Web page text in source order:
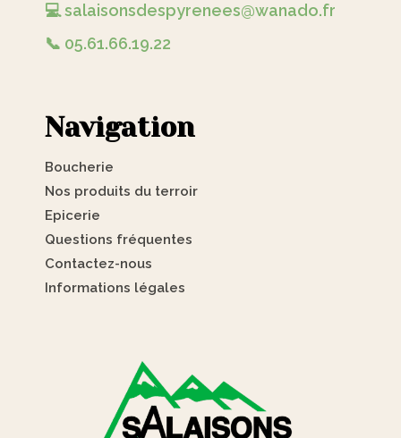
💻 salaisonsdespyrenees@wanado.fr
📞 05.61.66.19.22
Navigation
Boucherie
Nos produits du terroir
Epicerie
Questions fréquentes
Contactez-nous
Informations légales